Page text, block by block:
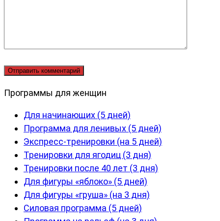
Программы для женщин
Для начинающих (5 дней)
Программа для ленивых (5 дней)
Экспресс-тренировки (на 5 дней)
Тренировки для ягодиц (3 дня)
Тренировки после 40 лет (3 дня)
Для фигуры «яблоко» (5 дней)
Для фигуры «груша» (на 3 дня)
Силовая программа (5 дней)